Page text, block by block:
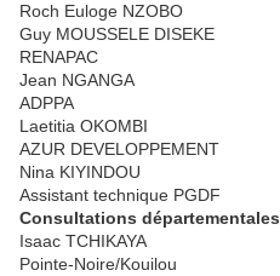
Roch Euloge NZOBO
Guy MOUSSELE DISEKE
RENAPAC
Jean NGANGA
ADPPA
Laetitia OKOMBI
AZUR DEVELOPPEMENT
Nina KIYINDOU
Assistant technique PGDF
Consultations départementales
Isaac TCHIKAYA
Pointe-Noire/Kouilou